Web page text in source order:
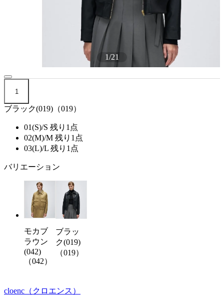
1/21
1
ブラック(019)（019）
01(S)/S 残り1点
02(M)/M 残り1点
03(L)/L 残り1点
バリエーション
モカブ
ラウン
(042)
（042）
ブラッ
ク(019)
（019）
cloenc （クロエンス）